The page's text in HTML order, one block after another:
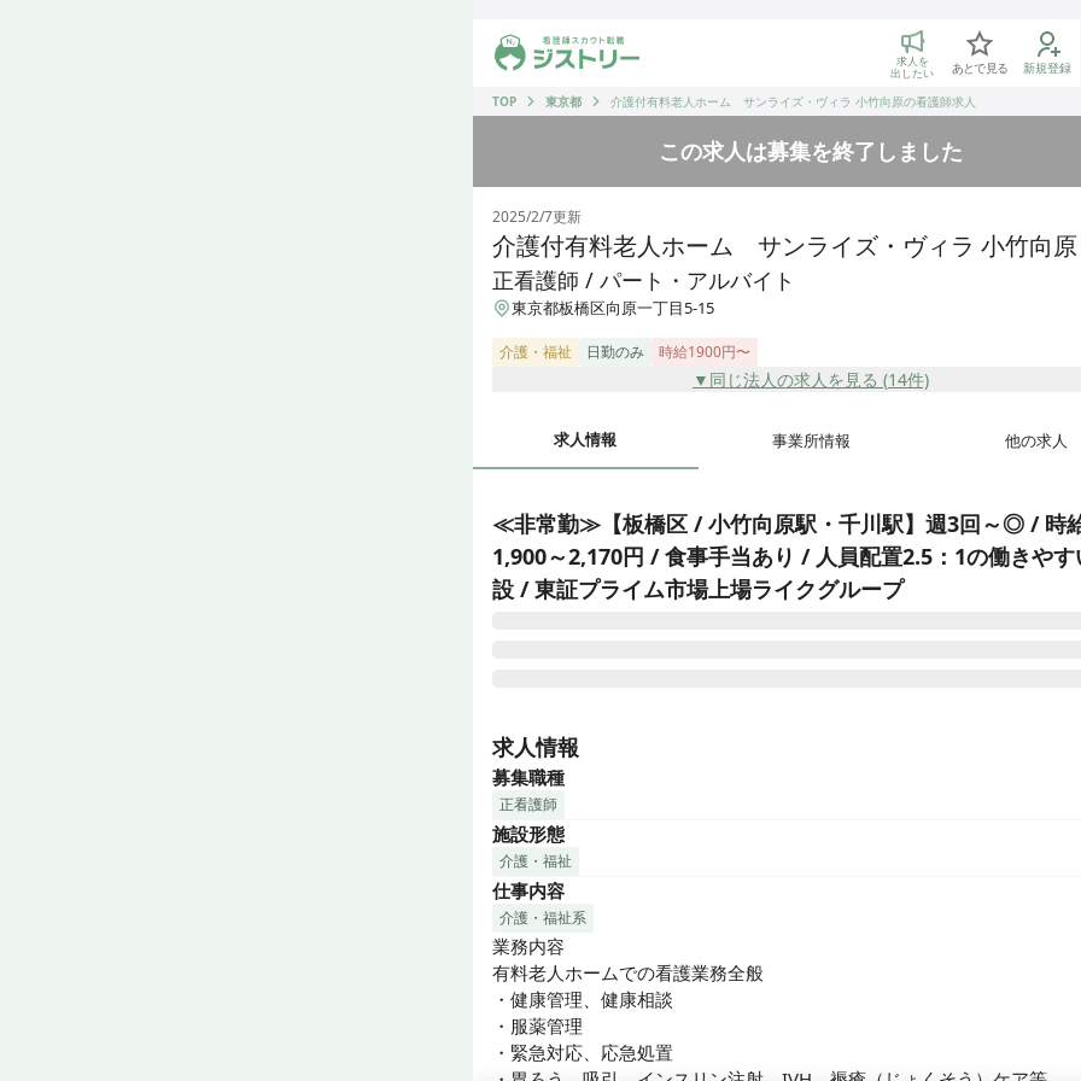
ジストリー 看護師の転職マッチング
求人を
出したい あとで見る 新規登録
TOP
東京都 介護付有料老人ホーム サンライズ・ヴィラ 小竹向原の看護師求人
この求人は募集を終了しました
2025/2/7更新
介護付有料老人ホーム サンライズ・ヴィラ 小竹向原
正看護師 / パート・アルバイト
東京都板橋区向原一丁目5-15
介護・福祉 日勤のみ 時給1900円〜
▼同じ法人の求人を見る (14件)
求人情報 事業所情報 他の求人
≪非常勤≫【板橋区 / 小竹向原駅・千川駅】週3回～◎ / 時
1,900～2,170円 / 食事手当あり / 人員配置2.5：1の働きやす
設 / 東証プライム市場上場ライクグループ
ら看取りまでを行いながら、ご利用者様・ご家族様の人生を支えていま
求人情報
募集職種
正看護師
施設形態
介護・福祉
仕事内容
介護・福祉系
業務内容
有料老人ホームでの看護業務全般
・健康管理、健康相談
・服薬管理
・緊急対応、応急処置